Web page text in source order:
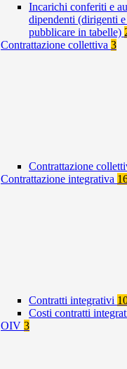
Incarichi conferiti e
dipendenti (dirigenti
pubblicare in tabelle)
Contrattazione collettiva 3
Contrattazione
Contrattazione integrativa
Contratti integrativi
Costi contratti
OIV 3